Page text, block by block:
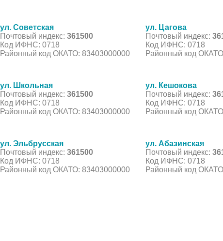
ул. Советская
Почтовый индекс: 361500
Код ИФНС: 0718
Районный код ОКАТО: 83403000000
ул. Цагова
Почтовый индекс:
Код ИФНС: 0718
Районный код
ул. Школьная
Почтовый индекс: 361500
Код ИФНС: 0718
Районный код ОКАТО: 83403000000
ул. Кешокова
Почтовый индекс:
Код ИФНС: 0718
Районный код
ул. Эльбрусская
Почтовый индекс: 361500
Код ИФНС: 0718
Районный код ОКАТО: 83403000000
ул. Абазинская
Почтовый индекс:
Код ИФНС: 0718
Районный код